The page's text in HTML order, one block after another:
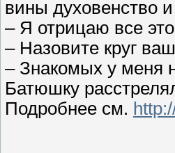
вины духовенство
– Я отрицаю все
– Назовите круг
– Знакомых у меня
Батюшку
Подробнее см.